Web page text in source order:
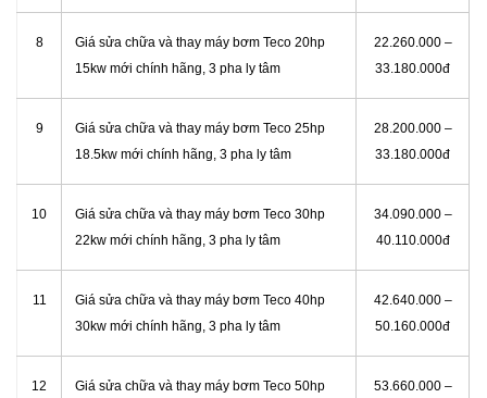
8
Giá sửa chữa và thay máy bơm Teco 20hp
15kw mới chính hãng, 3 pha ly tâm
22.260.000 –
33.180.000đ
9
Giá sửa chữa và thay máy bơm Teco 25hp
18.5kw mới chính hãng, 3 pha ly tâm
28.200.000 –
33.180.000đ
10
Giá sửa chữa và thay máy bơm Teco 30hp
22kw mới chính hãng, 3 pha ly tâm
34.090.000 –
40.110.000đ
11
Giá sửa chữa và thay máy bơm Teco 40hp
30kw mới chính hãng, 3 pha ly tâm
42.640.000 –
50.160.000đ
12 Giá sửa chữa và thay máy bơm Teco 50hp 53.660.000 –